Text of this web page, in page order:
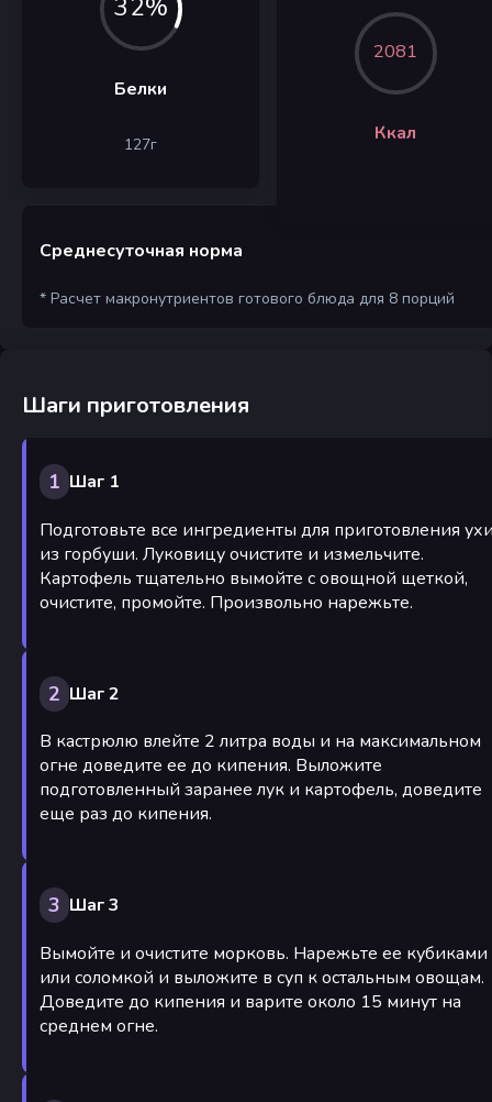
32%
Белки
127г
2081
Ккал
Среднесуточная норма
* Расчет макронутриентов готового блюда для 8 порций
Шаги приготовления
1 Шаг 1
Подготовьте все ингредиенты для приготовления
из горбуши. Луковицу очистите и измельчите.
Картофель тщательно вымойте с овощной щеткой,
очистите, промойте. Произвольно нарежьте.
2 Шаг 2
В кастрюлю влейте 2 литра воды и на максимальном
огне доведите ее до кипения. Выложите
подготовленный заранее лук и картофель, доведите
еще раз до кипения.
3 Шаг 3
Вымойте и очистите морковь. Нарежьте ее кубиками
или соломкой и выложите в суп к остальным овощам.
Доведите до кипения и варите около 15 минут на
среднем огне.